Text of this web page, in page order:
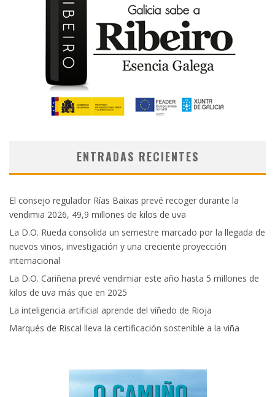
ENTRADAS RECIENTES
El consejo regulador Rías Baixas prevé recoger durante la
vendimia 2026, 49,9 millones de kilos de uva
La D.O. Rueda consolida un semestre marcado por la llegada de
nuevos vinos, investigación y una creciente proyección
internacional
La D.O. Cariñena prevé vendimiar este año hasta 5 millones de
kilos de uva más que en 2025
La inteligencia artificial aprende del viñedo de Rioja
Marqués de Riscal lleva la certificación sostenible a la viña